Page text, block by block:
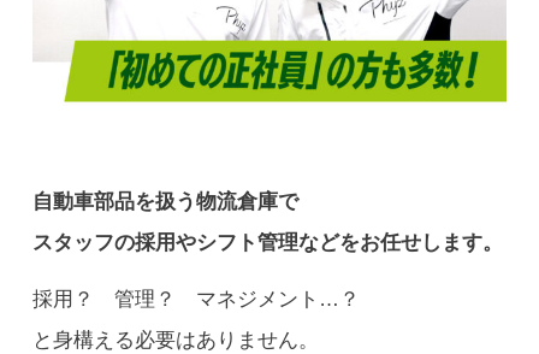
自動車部品を扱う物流倉庫で
スタッフの採用やシフト管理などをお任せします。
採用？ 管理？ マネジメント…？
と身構える必要はありません。